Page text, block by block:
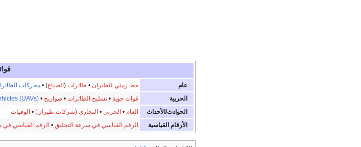
عام خط زمني للطيران • طائرات ( الصناع)
•محركات
الحربية
قوات جوية •تسليح الطائرات •صواريخ •
(UAVs)
الحوادث/الأحداث
العام • الحربي • التجاري (شركات طيران) • الوفيات
الأرقام القياسية
الرقم القياسي في سرعة التحليق • الرقم القياسي في